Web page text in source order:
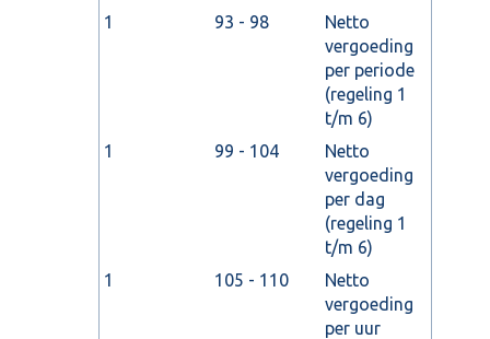
1
93 - 98
Netto
vergoeding
per periode
(regeling 1
t/m 6)
1
99 - 104
Netto
vergoeding
per dag
(regeling 1
t/m 6)
1
105 - 110
Netto
vergoeding
per uur